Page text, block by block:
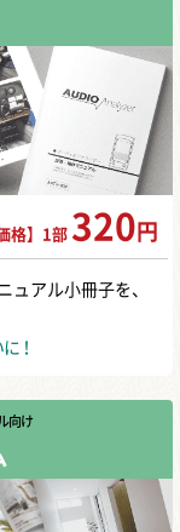
格】1部 320 円
ュアル小冊子を、
！
向け